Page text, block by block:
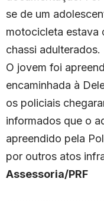
se de um
motocicleta estava
chassi adulterados.
O jovem foi
encaminhada à
os policiais
informados que o
apreendido pela
por outros atos
Assessoria/PRF